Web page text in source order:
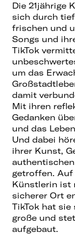
Die 21jährige
sich durch
frischen und
Songs und
TikTok
um das
damit
Mit ihren
Gedanken
und das
Und dabei
ihrer Kunst,
getroffen. Auf
Künstlerin ist
sicherer Ort
TikTok hat
große und
aufgebaut.